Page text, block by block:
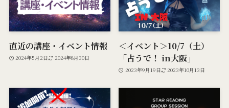
直近の講座・イベント情報
2024年5月2日 2024年8月30日
＜イベント＞10/7（土）
「占うで！ in大阪」
2023年9月19日 2023年10月13日